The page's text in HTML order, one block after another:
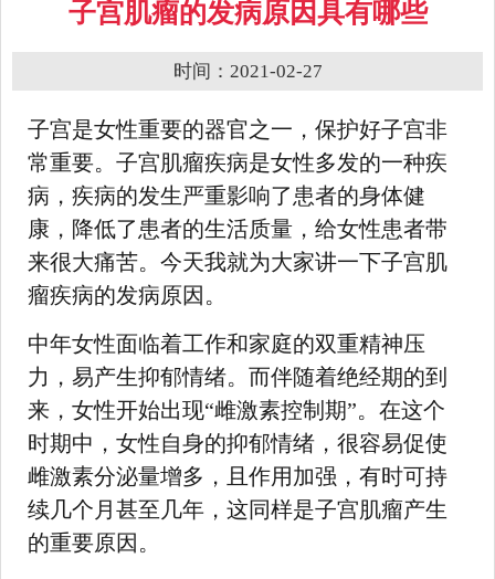
子宫肌瘤的发病原因具有哪些
时间：2021-02-27
子宫是女性重要的器官之一，保护好子宫非
常重要。子宫肌瘤疾病是女性多发的一种疾
病，疾病的发生严重影响了患者的身体健
康，降低了患者的生活质量，给女性患者带
来很大痛苦。今天我就为大家讲一下子宫肌
瘤疾病的发病原因。
中年女性面临着工作和家庭的双重精神压
力，易产生抑郁情绪。而伴随着绝经期的到
来，女性开始出现“雌激素控制期”。在这个
时期中，女性自身的抑郁情绪，很容易促使
雌激素分泌量增多，且作用加强，有时可持
续几个月甚至几年，这同样是子宫肌瘤产生
的重要原因。